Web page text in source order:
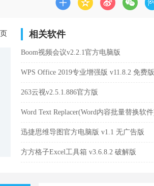
相关软件
Boom视频会议v2.2.1官方电脑版
WPS Office 2019专业增强版 v11.8.2 免费版
263云视v2.5.1.886官方版
迅捷思维导图官方电脑版 v1.1 无广告版
方方格子Excel工具箱 v3.6.8.2 破解版